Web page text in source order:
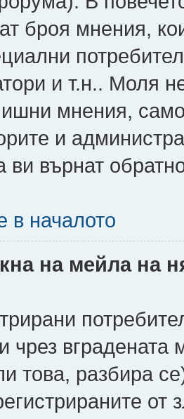
броя мнения,
и т.н.. Моля
мнения,
и
ви върнат
в началото
на мейла на
чрез
това, разбира
от